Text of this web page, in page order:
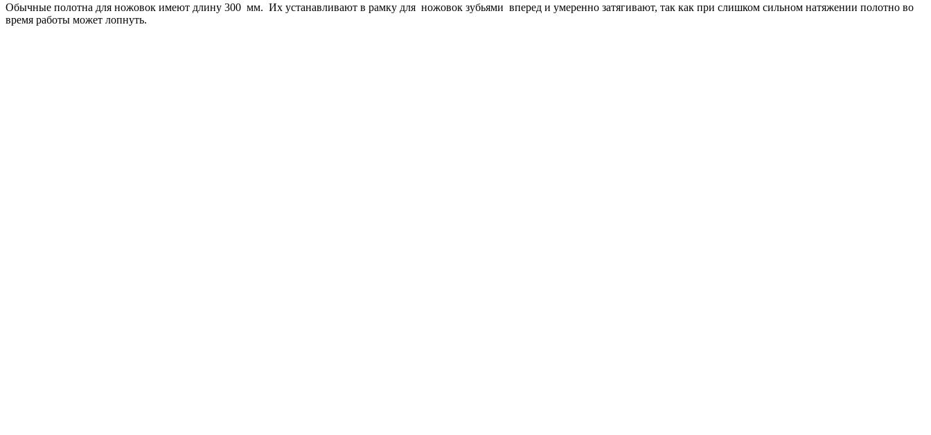
Обычные полотна для ножовок имеют длину 300 мм. Их устанавливают в рамку для ножовок зубьями вперед и умеренно затягивают, так как при слишком сильном натяжении полотно во
время работы может лопнуть.